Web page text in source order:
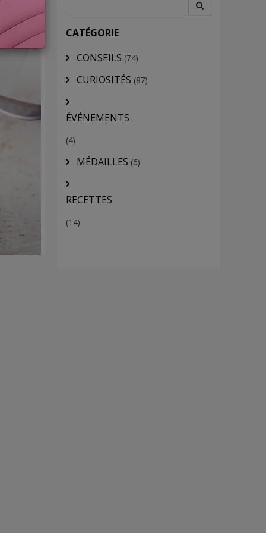
CATÉGORIE
CONSEILS (74)
CURIOSITÉS (87)
ÉVÉNEMENTS
(4)
MÉDAILLES (6)
RECETTES
(14)